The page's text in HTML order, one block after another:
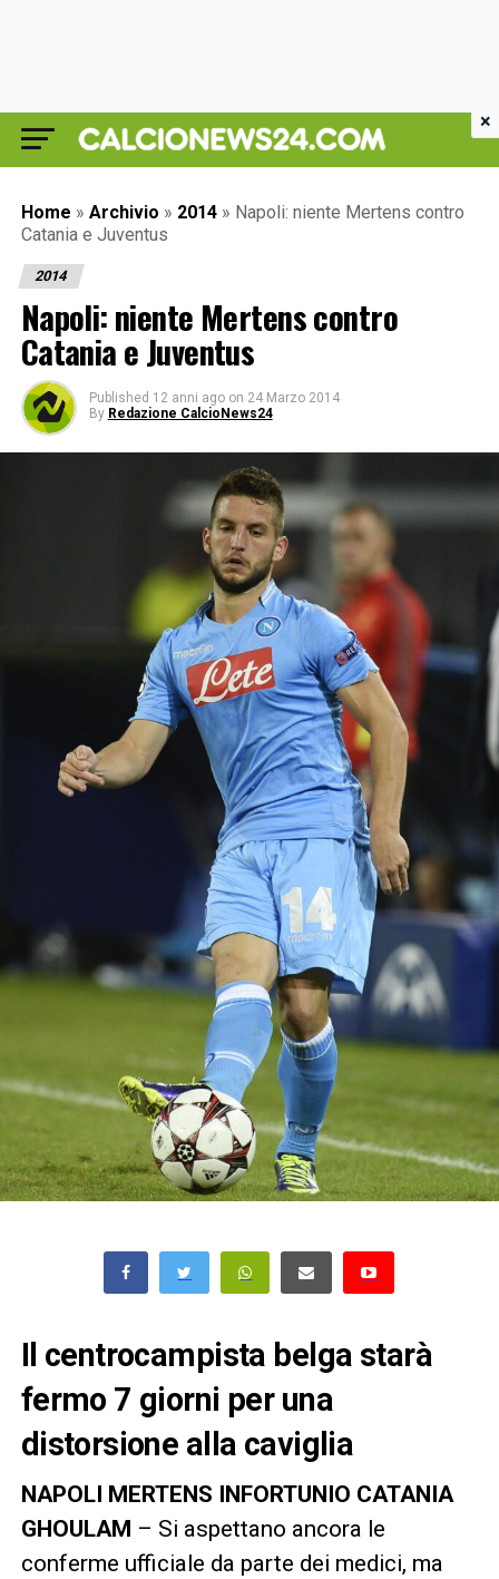
Home » Archivio » 2014 » Napoli: niente Mertens contro
Catania e Juventus
2014
Napoli: niente Mertens contro
Catania e Juventus
Published 12 anni ago on 24 Marzo 2014
By Redazione CalcioNews24
Il centrocampista belga starà
fermo 7 giorni per una
distorsione alla caviglia
NAPOLI MERTENS INFORTUNIO CATANIA
GHOULAM – Si aspettano ancora le
conferme ufficiale da parte dei medici, ma
×